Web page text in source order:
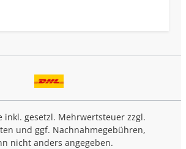
inkl. gesetzl. Mehrwertsteuer zzgl.
und ggf. Nachnahmegebühren,
nicht anders angegeben.